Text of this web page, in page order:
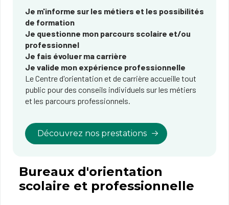
Je m'informe sur les métiers et les possibilités
de formation
Je questionne mon parcours scolaire et/ou
professionnel
Je fais évoluer ma carrière
Je valide mon expérience professionnelle
Le ​​​​​​​​​​​​​​​​​​​​​​​​​​​​​​​​​​​​​Centre d'orientation et de carrière accueille tout
public pour des conseils individuels sur les métiers
et les parcours professionnels.
Découvrez nos prestations
Bureaux d'orientation
scolaire et professionnelle